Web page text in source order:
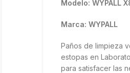
Modelo: WYPALL
Marca: WYPALL
Paños de limpieza
estopas en
para satisfacer las